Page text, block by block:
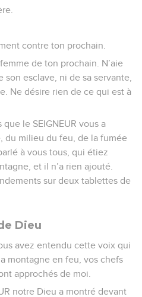
contre ton prochain.
de ton prochain. N’aie
son esclave, ni de sa servante,
Ne désire rien de ce qui est à
le SEIGNEUR vous a
du milieu du feu, de la fumée
à vous tous, qui étiez
et il n’a rien ajouté.
sur deux tablettes de
Dieu
avez entendu cette voix qui
montagne en feu, vos chefs
approchés de moi.
notre Dieu a montré devant